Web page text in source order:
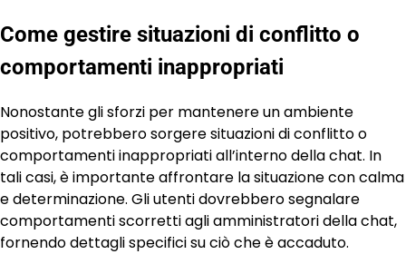
Come gestire situazioni di conflitto o
comportamenti inappropriati
Nonostante gli sforzi per mantenere un ambiente
positivo, potrebbero sorgere situazioni di conflitto o
comportamenti inappropriati all’interno della chat. In
tali casi, è importante affrontare la situazione con calma
e determinazione. Gli utenti dovrebbero segnalare
comportamenti scorretti agli amministratori della chat,
fornendo dettagli specifici su ciò che è accaduto.